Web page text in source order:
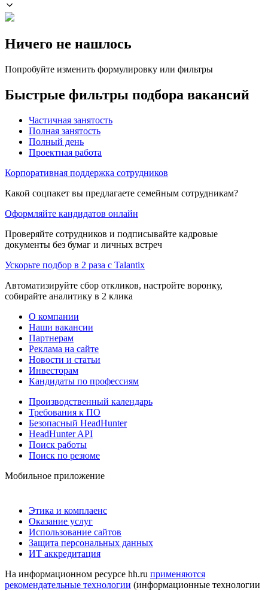
Ничего не нашлось
Попробуйте изменить формулировку или фильтры
Быстрые фильтры подбора вакансий
Частичная занятость
Полная занятость
Полный день
Проектная работа
Корпоративная поддержка сотрудников
Какой соцпакет вы предлагаете семейным сотрудникам?
Оформляйте кандидатов онлайн
Проверяйте сотрудников и подписывайте кадровые
документы без бумаг и личных встреч
Ускорьте подбор в 2 раза с Talantix
Автоматизируйте сбор откликов, настройте воронку,
собирайте аналитику в 2 клика
О компании
Наши вакансии
Партнерам
Реклама на сайте
Новости и статьи
Инвесторам
Кандидаты по профессиям
Производственный календарь
Требования к ПО
Безопасный HeadHunter
HeadHunter API
Поиск работы
Поиск по резюме
Мобильное приложение
Этика и комплаенс
Оказание услуг
Использование сайтов
Защита персональных данных
ИТ аккредитация
На информационном ресурсе hh.ru применяются
рекомендательные технологии (информационные технологии